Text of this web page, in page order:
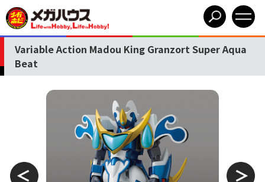
Variable Action Madou King Granzort Super Aqua
Beat